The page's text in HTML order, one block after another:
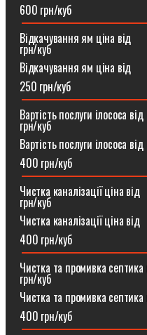
600 грн/куб
Відкачування ям ціна
грн/куб
Відкачування ям ціна від
250 грн/куб
Вартість послуги
грн/куб
Вартість послуги ілососа від
400 грн/куб
Чистка каналізації
грн/куб
Чистка каналізації ціна від
400 грн/куб
Чистка та промивка
грн/куб
Чистка та промивка септика
400 грн/куб